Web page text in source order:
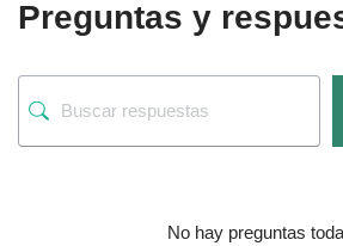
Preguntas y
No hay preguntas